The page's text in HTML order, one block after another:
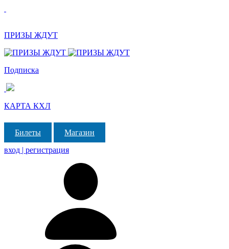
ПРИЗЫ ЖДУТ
Подписка
КАРТА КХЛ
Билеты
Магазин
вход | регистрация